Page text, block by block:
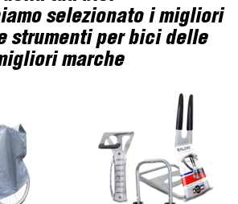
selezionato i migliori
strumenti per bici delle
marche